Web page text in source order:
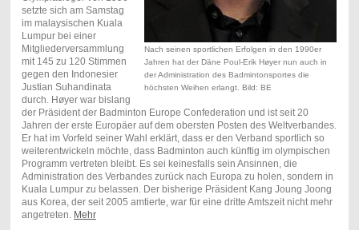
Nach seinen sportlichen Erfolgen in den 1990er
Jahren hat der Däne Poul-Erik Høyer nun auch in
der Administration des Badmintonsportes die
höchsten Weihen erlangt. Bild: BE
setzte sich am Samstag
im malaysischen Kuala
Lumpur bei einer
Mitgliederversammlung
mit 145 zu 120 Stimmen
gegen den Indonesier
Justian Suhandinata
durch. Høyer war bislang
der Präsident der Badminton Europe Confederation und ist seit 20
Jahren der erste Europäer auf dem obersten Posten des Weltverbandes.
Er hat im Vorfeld seiner Wahl erklärt, dass er den Verband sportlich so
weiterentwickeln möchte, dass Badminton auch künftig im olympischen
Programm vertreten bleibt. Es sei keinesfalls sein Ansinnen, die
Administration des Verbandes zurück nach Europa zu holen, sondern in
Kuala Lumpur zu belassen. Der bisherige Präsident Kang Joung Joong
aus Korea, der seit 2005 amtierte, war für eine dritte Amtszeit nicht mehr
angetreten. Mehr